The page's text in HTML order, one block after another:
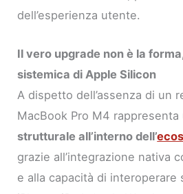
dell’esperienza utente.
Il vero upgrade non è la
sistemica di Apple Silicon
A dispetto dell’assenza di un
MacBook Pro M4 rappresenta
strutturale all’interno dell’
grazie all’integrazione nativa
e alla capacità di interoperare